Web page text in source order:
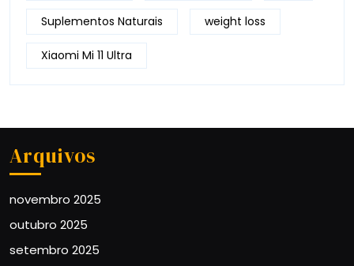
Suplementos Naturais weight loss
Xiaomi Mi 11 Ultra
Arquivos
novembro 2025
outubro 2025
setembro 2025